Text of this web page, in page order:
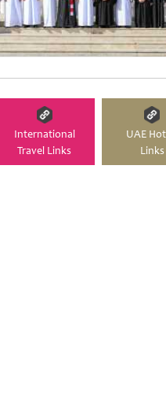
International
Travel Links
UAE
Links